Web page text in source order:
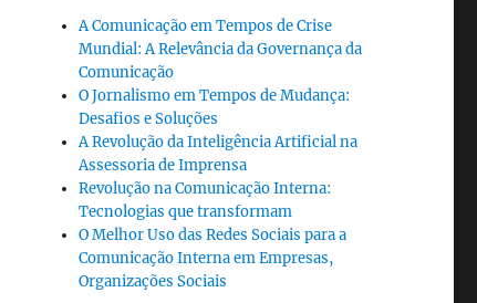
A Comunicação em Tempos de Crise
Mundial: A Relevância da Governança da
Comunicação
O Jornalismo em Tempos de Mudança:
Desafios e Soluções
A Revolução da Inteligência Artificial na
Assessoria de Imprensa
Revolução na Comunicação Interna:
Tecnologias que transformam
O Melhor Uso das Redes Sociais para a
Comunicação Interna em Empresas,
Organizações Sociais